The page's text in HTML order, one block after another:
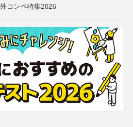
コンペ特集2026